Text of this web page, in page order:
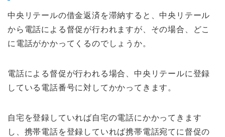
中央リテールの借金返済を滞納すると、中央リテール
から電話による督促が行われますが、その場合、どこ
に電話がかかってくるのでしょうか。
電話による督促が行われる場合、中央リテールに登録
している電話番号に対してかかってきます。
自宅を登録していれば自宅の電話にかかってきます
し、携帯電話を登録していれば携帯電話宛てに督促の